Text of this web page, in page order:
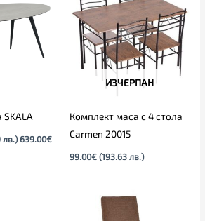
лв.)
was:
675.00€
(1,320.19
лв.).
639.00€
ИЗЧЕРПАН
Комплект маса с 4 стола
Carmen 20015
99.00€ (193.63 лв.)